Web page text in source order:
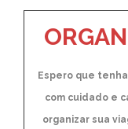
Espero que
com cuidado e
organizar sua